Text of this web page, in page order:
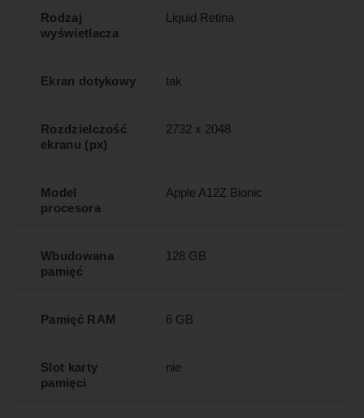
Rodzaj
wyświetlacza
Liquid Retina
Ekran dotykowy tak
Rozdzielczość
ekranu (px)
2732 x 2048
Model
procesora
Apple A12Z Bionic
Wbudowana
pamięć
128 GB
Pamięć RAM 6 GB
Slot karty
pamięci
nie